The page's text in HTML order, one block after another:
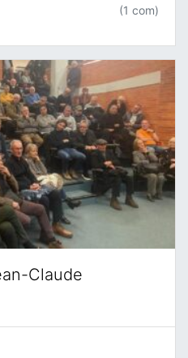
(1 com)
Claude